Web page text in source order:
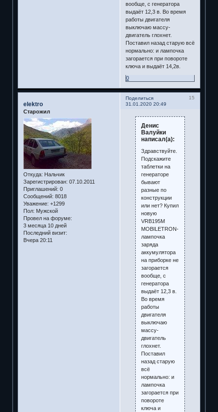
вообще, с генератора
выдаёт 12,3 в. Во время
работы двигателя
выключаю массу-
двигатель глохнет.
Поставил назад старую всё
нормально: и лампочка
загорается при повороте
ключа и выдаёт 14,2в.
0
Поделиться
15
31.01.2020 20:49
elektro
Старожил
Откуда: Нальчик
Зарегистрирован: 07.10.2011
Приглашений: 0
Сообщений: 8018
Уважение: +1299
Пол: Мужской
Провел на форуме:
3 месяца 10 дней
Последний визит:
Вчера 20:11
Денис
Валуйки
написал(а):
Здравствуйте.
Подскажите
таблетки на
генераторе
бывают
разные по
конструкции
или нет? Купил
новую
VRB195M
MOBILETRON-
лампочка
заряда
аккумулятора
на приборке не
загорается
вообще, с
генератора
выдаёт 12,3 в.
Во время
работы
двигателя
выключаю
массу-
двигатель
глохнет.
Поставил
назад старую
всё
нормально: и
лампочка
загорается при
повороте
ключа и